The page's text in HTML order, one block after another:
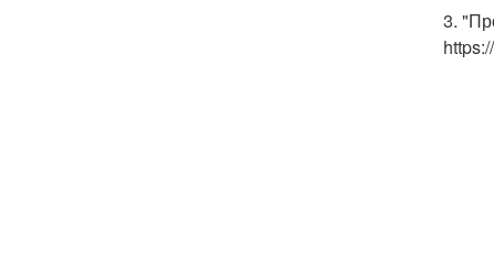
3.